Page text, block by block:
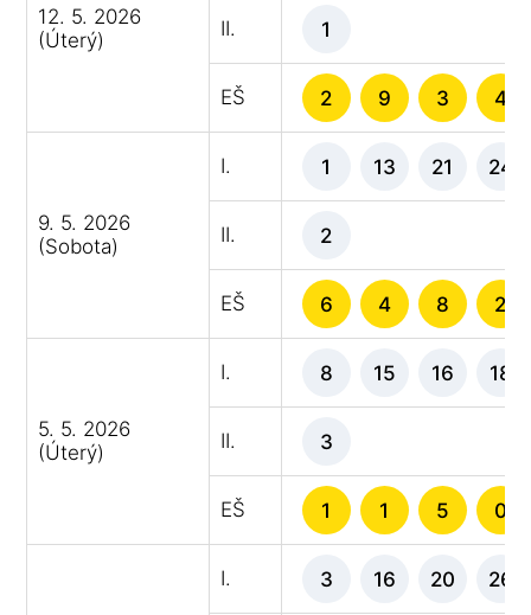
12. 5. 2026
(Úterý)
II. 1
EŠ 2 9 3 4
9. 5. 2026
(Sobota)
I. 1 13 21 24
II. 2
EŠ 6 4 8 2
5. 5. 2026
(Úterý)
I. 8 15 16 18
II. 3
EŠ 1 1 5 0
I. 3 16 20 26